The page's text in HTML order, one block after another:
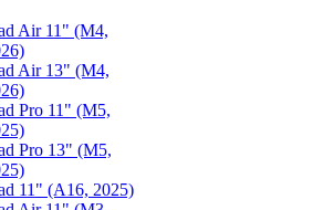
Air 11" (M4,
Air 13" (M4,
Pro 11" (M5,
Pro 13" (M5,
11" (A16, 2025)